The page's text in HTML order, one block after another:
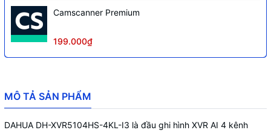
Camscanner Premium
199.000₫
MÔ TẢ SẢN PHẨM
DAHUA DH-XVR5104HS-4KL-I3 là đầu ghi hình XVR AI 4 kênh